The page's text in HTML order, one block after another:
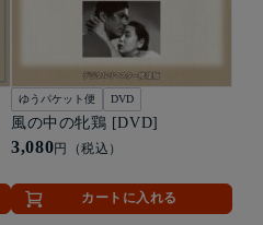
ゆうパケット便 DVD
風の中の牝鶏 [DVD]
3,080円（税込）
カートに入れる